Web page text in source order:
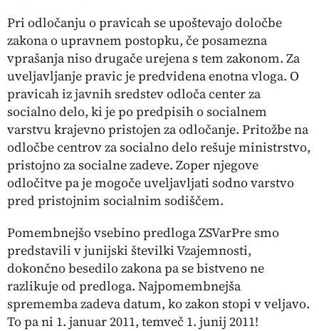
Pri odločanju o pravicah se upoštevajo določbe
zakona o upravnem postopku, če posamezna
vprašanja niso drugače urejena s tem zakonom. Za
uveljavljanje pravic je predvidena enotna vloga. O
pravicah iz javnih sredstev odloča center za
socialno delo, ki je po predpisih o socialnem
varstvu krajevno pristojen za odločanje. Pritožbe na
odločbe centrov za socialno delo rešuje ministrstvo,
pristojno za socialne zadeve. Zoper njegove
odločitve pa je mogoče uveljavljati sodno varstvo
pred pristojnim socialnim sodiščem.
Pomembnejšo vsebino predloga ZSVarPre smo
predstavili v junijski številki Vzajemnosti,
dokončno besedilo zakona pa se bistveno ne
razlikuje od predloga. Najpomembnejša
sprememba zadeva datum, ko zakon stopi v veljavo.
To pa ni 1. januar 2011, temveč 1. junij 2011!